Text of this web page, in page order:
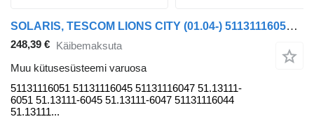
SOLARIS, TESCOM LIONS CITY (01.04-) 51131116051 tüübi jaoks bussi MAN
248,39 € Käibemaksuta
Muu kütusesüsteemi varuosa
51131116051 51131116045 51131116047 51.13111-
6051 51.13111-6045 51.13111-6047 51131116044
51.13111...